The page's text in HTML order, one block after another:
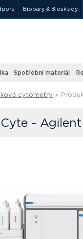
Biobary & Biosklady
Spotřební materiál
cytometry »
- Agilent